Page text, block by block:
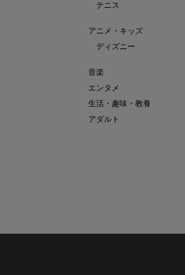
テニス
アニメ・キッズ
ディズニー
音楽
エンタメ
生活・趣味・教養
アダルト